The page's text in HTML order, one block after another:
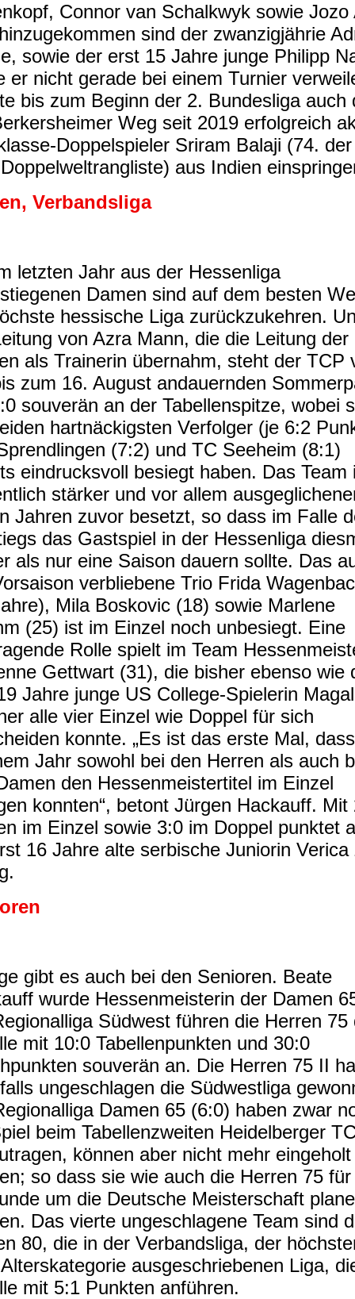
Connor van Schalkwyk sowie Jozo
sind der zwanzigjährie
sowie der erst 15 Jahre junge Philipp
er nicht gerade bei einem Turnier
bis zum Beginn der 2. Bundesliga auch
Weg seit 2019 erfolgreich
Doppelspieler Sriram Balaji (74. der
aus Indien
Verbandsliga
letzten Jahr aus der Hessenliga
Damen sind auf dem besten
hessische Liga zurückzukehren.
von Azra Mann, die die Leitung der
als Trainerin übernahm, steht der TCP
zum 16. August andauernden
souverän an der Tabellenspitze, wobei
hartnäckigsten Verfolger (je 6:2
(7:2) und TC Seeheim (8:1)
eindrucksvoll besiegt haben. Das Team
stärker und vor allem
Jahren zuvor besetzt, so dass im Falle
das Gastspiel in der Hessenliga
als nur eine Saison dauern sollte. Das
verbliebene Trio Frida
Mila Boskovic (18) sowie Marlene
(25) ist im Einzel noch unbesiegt. Eine
Rolle spielt im Team
Gettwart (31), die bisher ebenso wie
Jahre junge US College-Spielerin
alle vier Einzel wie Doppel für sich
konnte. „Es ist das erste Mal,
Jahr sowohl bei den Herren als auch
den Hessenmeistertitel im Einzel
konnten“, betont Jürgen Hackauff. Mit
im Einzel sowie 3:0 im Doppel punktet
16 Jahre alte serbische Juniorin Verica
gibt es auch bei den Senioren. Beate
wurde Hessenmeisterin der Damen
Südwest führen die Herren 75
mit 10:0 Tabellenpunkten und 30:0
souverän an. Die Herren 75 II
ungeschlagen die Südwestliga
Damen 65 (6:0) haben zwar
beim Tabellenzweiten Heidelberger
können aber nicht mehr eingeholt
so dass sie wie auch die Herren 75
um die Deutsche Meisterschaft
Das vierte ungeschlagene Team sind
80, die in der Verbandsliga, der
ausgeschriebenen Liga,
mit 5:1 Punkten anführen.